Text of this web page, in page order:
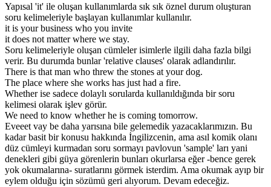
Yapısal 'it' ile oluşan kullanımlarda sık sık öznel durum oluşturan
soru kelimeleriyle başlayan kullanımlar kullanılır.
it is your business who you invite
it does not matter where we stay.
Soru kelimeleriyle oluşan cümleler isimlerle ilgili daha fazla bilgi
verir. Bu durumda bunlar 'relative clauses' olarak adlandırılır.
There is that man who threw the stones at your dog.
The place where she works has just had a fire.
Whether ise sadece dolaylı sorularda kullanıldığında bir soru
kelimesi olarak işlev görür.
We need to know whether he is coming tomorrow.
Eveeet vay be daha yarısına bile gelemedik yazacaklarımızın. Bu
kadar basit bir konusu hakkında İngilizcenin, ama asıl komik olanı
düz cümleyi kurmadan soru sormayı pavlovun 'sample' ları yani
denekleri gibi güya görenlerin bunları okurlarsa eğer -bence gerek
yok okumalarına- suratlarını görmek isterdim. Ama okumak ayıp bir
eylem olduğu için sözümü geri alıyorum. Devam edeceğiz.